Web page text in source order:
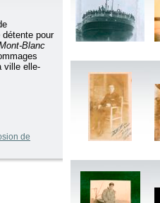
pour
Blanc
ville elle-
de